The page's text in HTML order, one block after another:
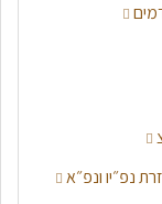
נפ״יו ונפ״א